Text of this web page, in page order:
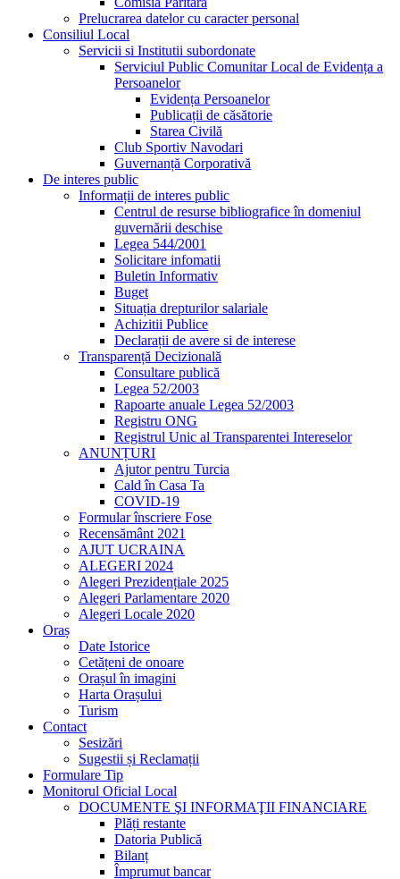
Prelucrarea datelor cu caracter personal
Consiliul Local
Servicii si Institutii subordonate
Serviciul Public Comunitar Local de Evidența a
Persoanelor
Evidența Persoanelor
Publicații de căsătorie
Starea Civilă
Club Sportiv Navodari
Guvernanță Corporativă
De interes public
Informații de interes public
Centrul de resurse bibliografice în domeniul
guvernării deschise
Legea 544/2001
Solicitare infomatii
Buletin Informativ
Buget
Situația drepturilor salariale
Achizitii Publice
Declarații de avere si de interese
Transparență Decizională
Consultare publică
Legea 52/2003
Rapoarte anuale Legea 52/2003
Registru ONG
Registrul Unic al Transparentei Intereselor
ANUNȚURI
Ajutor pentru Turcia
Cald în Casa Ta
COVID-19
Formular înscriere Fose
Recensământ 2021
AJUT UCRAINA
ALEGERI 2024
Alegeri Prezidențiale 2025
Alegeri Parlamentare 2020
Alegeri Locale 2020
Oraș
Date Istorice
Cetățeni de onoare
Orașul în imagini
Harta Orașului
Turism
Contact
Sesizări
Sugestii și Reclamații
Formulare Tip
Monitorul Oficial Local
DOCUMENTE ŞI INFORMAŢII FINANCIARE
Plăți restante
Datoria Publică
Bilanț
Împrumut bancar